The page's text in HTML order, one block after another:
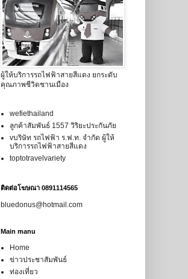
ผู้ให้บริการรถไฟฟ้าสายสีแดง ยกระดับ
คุณภาพชีวิตชานเมือง
wefiethailand
ลูกค้าสัมพันธ์ 1557 วิริยะประกันภัย
vบริษัท รถไฟฟ้า ร.ฟ.ท. จำกัด ผู้ให้
บริการรถไฟฟ้าสายสีแดง
toptotravelvariety
ติดต่อโฆษณา 0891114565
bluedonus@hotmail.com
Main manu
Home
ข่าวประชาสัมพันธ์
ท่องเที่ยว